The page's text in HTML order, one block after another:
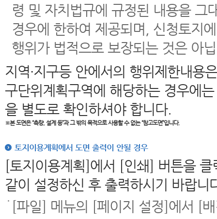
령 및 자치법규에 규정된 내용을 그
경우에 한하여 제공되며, 신청토지
행위가 법적으로 보장되는 것은 아
지역·지구등 안에서의 행위제한내용
구단위계획구역에 해당하는 경우에
을 별도로 확인하셔야 합니다.
※본 도면은“측량, 설계 등”과 그 밖의 목적으로 사용할 수 없는 “참고도면”입니다.
토지이용계획에서 도면 출력이 안될 경우
[토지이용계획]에서 [인쇄] 버튼을
같이 설정하신 후 출력하시기 바랍니
[파일] 메뉴의 [페이지 설정]에서 [